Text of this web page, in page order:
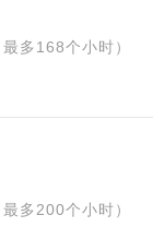
多168个小时）
多200个小时）